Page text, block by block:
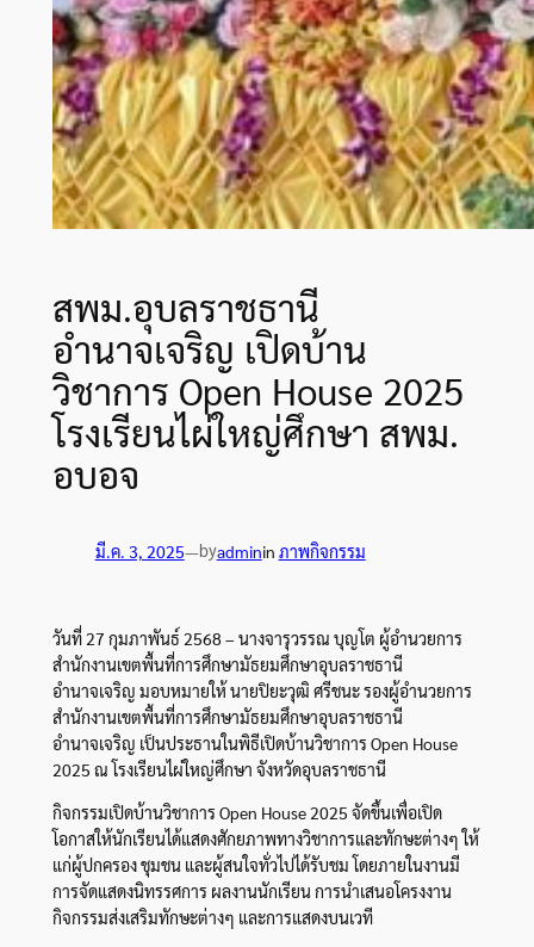
สพม.อุบลราชธานี
อำนาจเจริญ เปิดบ้าน
วิชาการ Open House 2025
โรงเรียนไผ่ใหญ่ศึกษา สพม.
อบอจ
มี.ค. 3, 2025—byadminin ภาพกิจกรรม
วันที่ 27 กุมภาพันธ์ 2568 – นางจารุวรรณ บุญโต ผู้อำนวยการ
สำนักงานเขตพื้นที่การศึกษามัธยมศึกษาอุบลราชธานี
อำนาจเจริญ มอบหมายให้ นายปิยะวุฒิ ศรีชนะ รองผู้อำนวยการ
สำนักงานเขตพื้นที่การศึกษามัธยมศึกษาอุบลราชธานี
อำนาจเจริญ เป็นประธานในพิธีเปิดบ้านวิชาการ Open House
2025 ณ โรงเรียนไผ่ใหญ่ศึกษา จังหวัดอุบลราชธานี
กิจกรรมเปิดบ้านวิชาการ Open House 2025 จัดขึ้นเพื่อเปิด
โอกาสให้นักเรียนได้แสดงศักยภาพทางวิชาการและทักษะต่างๆ ให้
แก่ผู้ปกครอง ชุมชน และผู้สนใจทั่วไปได้รับชม โดยภายในงานมี
การจัดแสดงนิทรรศการ ผลงานนักเรียน การนำเสนอโครงงาน
กิจกรรมส่งเสริมทักษะต่างๆ และการแสดงบนเวที